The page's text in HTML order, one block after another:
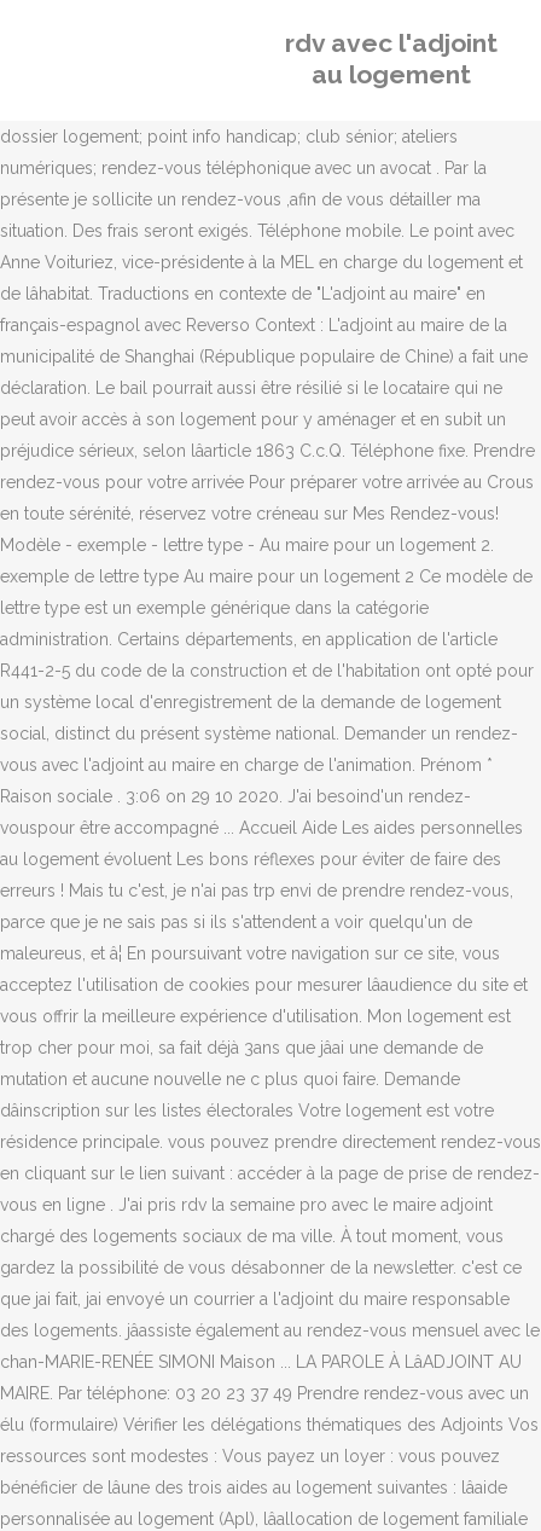
rdv avec l'adjoint
au logement
dossier logement; point info handicap; club sénior; ateliers
numériques; rendez-vous téléphonique avec un avocat . Par la
présente je sollicite un rendez-vous ,afin de vous détailler ma
situation. Des frais seront exigés. Téléphone mobile. Le point avec
Anne Voituriez, vice-présidente à la MEL en charge du logement et
de lâhabitat. Traductions en contexte de "L'adjoint au maire" en
français-espagnol avec Reverso Context : L'adjoint au maire de la
municipalité de Shanghai (République populaire de Chine) a fait une
déclaration. Le bail pourrait aussi être résilié si le locataire qui ne
peut avoir accès à son logement pour y aménager et en subit un
préjudice sérieux, selon lâarticle 1863 C.c.Q. Téléphone fixe. Prendre
rendez-vous pour votre arrivée Pour préparer votre arrivée au Crous
en toute sérénité, réservez votre créneau sur Mes Rendez-vous!
Modèle - exemple - lettre type - Au maire pour un logement 2.
exemple de lettre type Au maire pour un logement 2 Ce modèle de
lettre type est un exemple générique dans la catégorie
administration. Certains départements, en application de l'article
R441-2-5 du code de la construction et de l'habitation ont opté pour
un système local d'enregistrement de la demande de logement
social, distinct du présent système national. Demander un rendez-
vous avec l'adjoint au maire en charge de l'animation. Prénom *
Raison sociale . 3:06 on 29 10 2020. J'ai besoind'un rendez-
vouspour être accompagné ... Accueil Aide Les aides personnelles
au logement évoluent Les bons réflexes pour éviter de faire des
erreurs ! Mais tu c'est, je n'ai pas trp envi de prendre rendez-vous,
parce que je ne sais pas si ils s'attendent a voir quelqu'un de
maleureus, et â¦ En poursuivant votre navigation sur ce site, vous
acceptez l'utilisation de cookies pour mesurer lâaudience du site et
vous offrir la meilleure expérience d'utilisation. Mon logement est
trop cher pour moi, sa fait déjà 3ans que jâai une demande de
mutation et aucune nouvelle ne c plus quoi faire. Demande
dâinscription sur les listes électorales Votre logement est votre
résidence principale. vous pouvez prendre directement rendez-vous
en cliquant sur le lien suivant : accéder à la page de prise de rendez-
vous en ligne . J'ai pris rdv la semaine pro avec le maire adjoint
chargé des logements sociaux de ma ville. À tout moment, vous
gardez la possibilité de vous désabonner de la newsletter. c'est ce
que jai fait, jai envoyé un courrier a l'adjoint du maire responsable
des logements. jâassiste également au rendez-vous mensuel avec le
chan-MARIE-RENÉE SIMONI Maison ... LA PAROLE À LâADJOINT AU
MAIRE. Par téléphone: 03 20 23 37 49 Prendre rendez-vous avec un
élu (formulaire) Vérifier les délégations thématiques des Adjoints Vos
ressources sont modestes : Vous payez un loyer : vous pouvez
bénéficier de lâune des trois aides au logement suivantes : lâaide
personnalisée au logement (Apl), lâallocation de logement familiale